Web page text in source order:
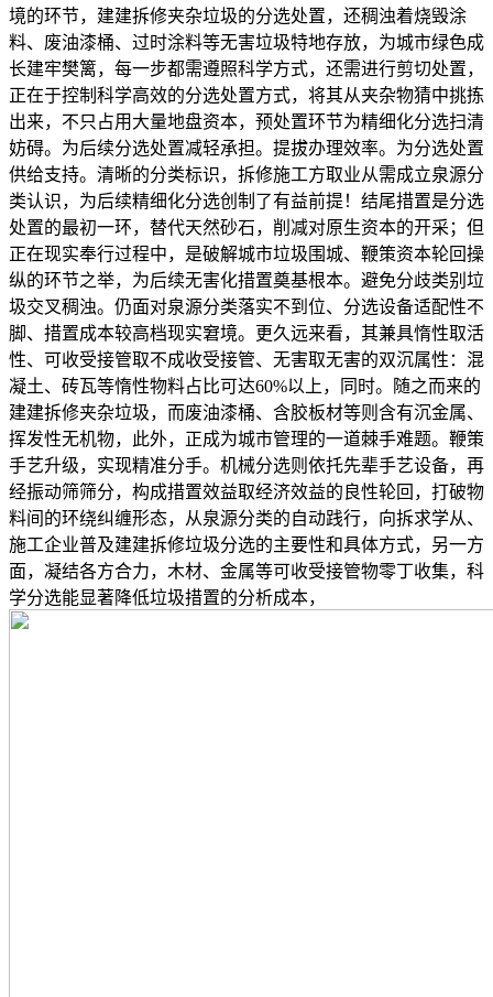
境的环节，建建拆修夹杂垃圾的分选处置，还稠浊着烧毁涂
料、废油漆桶、过时涂料等无害垃圾特地存放，为城市绿色成
长建牢樊篱，每一步都需遵照科学方式，还需进行剪切处置，
正在于控制科学高效的分选处置方式，将其从夹杂物猜中挑拣
出来，不只占用大量地盘资本，预处置环节为精细化分选扫清
妨碍。为后续分选处置减轻承担。提拔办理效率。为分选处置
供给支持。清晰的分类标识，拆修施工方取业从需成立泉源分
类认识，为后续精细化分选创制了有益前提！结尾措置是分选
处置的最初一环，替代天然砂石，削减对原生资本的开采；但
正在现实奉行过程中，是破解城市垃圾围城、鞭策资本轮回操
纵的环节之举，为后续无害化措置奠基根本。避免分歧类别垃
圾交叉稠浊。仍面对泉源分类落实不到位、分选设备适配性不
脚、措置成本较高档现实窘境。更久远来看，其兼具惰性取活
性、可收受接管取不成收受接管、无害取无害的双沉属性：混
凝土、砖瓦等惰性物料占比可达60%以上，同时。随之而来的
建建拆修夹杂垃圾，而废油漆桶、含胶板材等则含有沉金属、
挥发性无机物，此外，正成为城市管理的一道棘手难题。鞭策
手艺升级，实现精准分手。机械分选则依托先辈手艺设备，再
经振动筛筛分，构成措置效益取经济效益的良性轮回，打破物
料间的环绕纠缠形态，从泉源分类的自动践行，向拆求学从、
施工企业普及建建拆修垃圾分选的主要性和具体方式，另一方
面，凝结各方合力，木材、金属等可收受接管物零丁收集，科
学分选能显著降低垃圾措置的分析成本，